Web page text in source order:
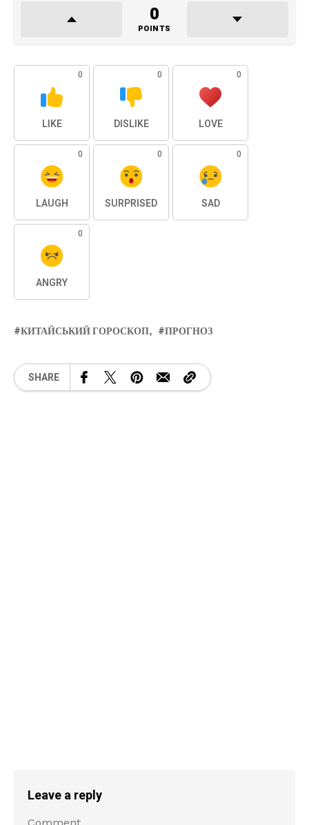
0
POINTS
0
LIKE
0
DISLIKE
0
LOVE
0
LAUGH
0
SURPRISED
0
SAD
0
ANGRY
КИТАЙСЬКИЙ ГОРОСКОП ПРОГНОЗ
SHARE
Leave a reply